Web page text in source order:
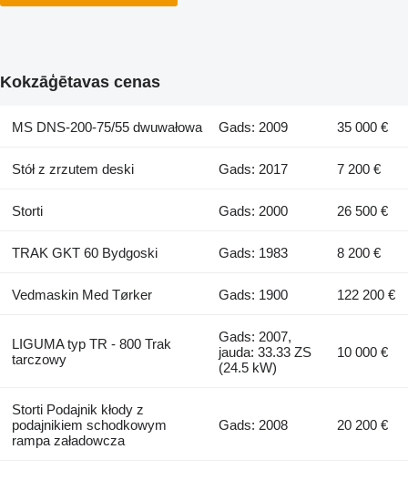
Kokzāģētavas cenas
MS DNS-200-75/55 dwuwałowa Gads: 2009 35 000 €
Stół z zrzutem deski Gads: 2017 7 200 €
Storti Gads: 2000 26 500 €
TRAK GKT 60 Bydgoski Gads: 1983 8 200 €
Vedmaskin Med Tørker Gads: 1900 122 200 €
LIGUMA typ TR - 800 Trak
tarczowy
Gads: 2007,
jauda: 33.33 ZS
(24.5 kW)
10 000 €
Storti Podajnik kłody z
podajnikiem schodkowym
rampa załadowcza
Gads: 2008 20 200 €